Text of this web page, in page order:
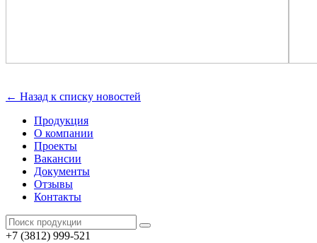
← Назад к списку новостей
Продукция
О компании
Проекты
Вакансии
Документы
Отзывы
Контакты
+7 (3812) 999-521